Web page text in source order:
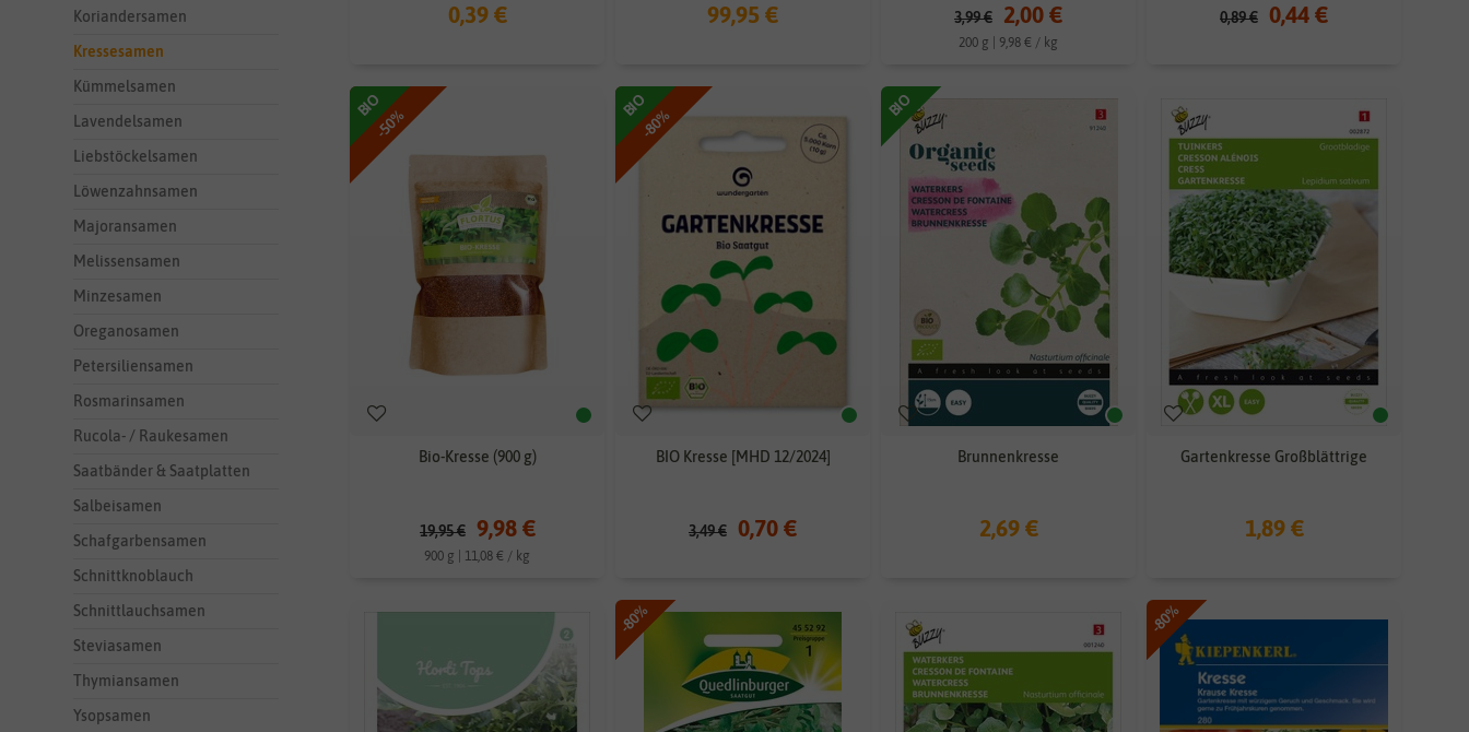
Koriandersamen
Kressesamen
Kümmelsamen
Lavendelsamen
Liebstöckelsamen
Löwenzahnsamen
Majoransamen
Melissensamen
Minzesamen
Oreganosamen
Petersiliensamen
Rosmarinsamen
Rucola- / Raukesamen
Saatbänder & Saatplatten
Salbeisamen
Schafgarbensamen
Schnittknoblauch
Schnittlauchsamen
Steviasamen
Thymiansamen
Ysopsamen
0,39 € 99,95 € 3,99 € 2,00 €
200 g | 9,98 € / kg
0,89 € 0,44 €
-50%
BIO
Bio-Kresse (900 g)
19,95 € 9,98 €
900 g | 11,08 € / kg
-80%
BIO
BIO Kresse [MHD 12/2024]
3,49 € 0,70 €
BIO
Brunnenkresse
2,69 €
Gartenkresse Großblättrige
1,89 €
-80% -80%